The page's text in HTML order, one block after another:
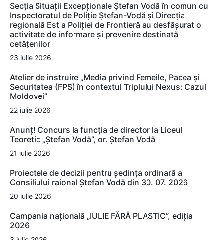
Secția Situații Excepționale Ștefan Vodă în comun cu
Inspectoratul de Poliție Ștefan-Vodă și Direcția
regională Est a Poliției de Frontieră au desfășurat o
activitate de informare și prevenire destinată
cetățenilor
23 iulie 2026
Atelier de instruire „Media privind Femeile, Pacea și
Securitatea (FPS) în contextul Triplului Nexus: Cazul
Moldovei”
22 iulie 2026
Anunț! Concurs la funcția de director la Liceul
Teoretic „Ștefan Vodă”, or. Ștefan Vodă
21 iulie 2026
Proiectele de decizii pentru ședința ordinară a
Consiliului raional Ștefan Vodă din 30. 07. 2026
20 iulie 2026
Campania națională „IULIE FĂRĂ PLASTIC”, ediția
2026